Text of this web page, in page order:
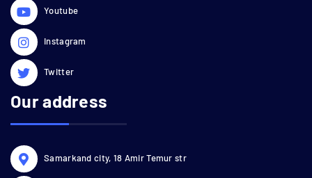
Youtube
Instagram
Twitter
Our address
Samarkand city, 18 Amir Temur str